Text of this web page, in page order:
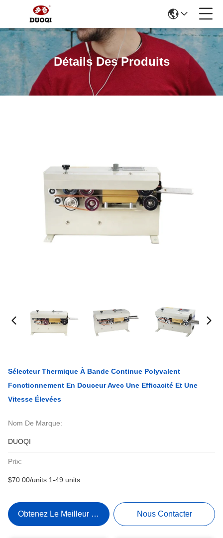
Détails Des Produits
Sélecteur Thermique À Bande Continue Polyvalent
Fonctionnement En Douceur Avec Une Efficacité Et Une
Vitesse Élevées
Nom De Marque:
DUOQI
Prix:
$70.00/units 1-49 units
Obtenez Le Meilleur Prix Nous Contacter